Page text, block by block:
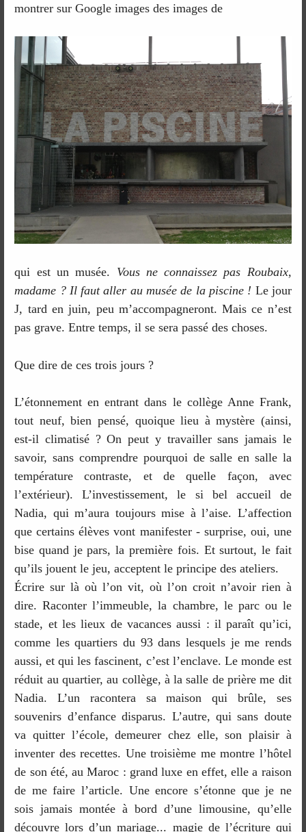
montrer sur Google images des images de
qui est un musée. Vous ne connaissez pas Roubaix,
madame ? Il faut aller au musée de la piscine ! Le jour
J, tard en juin, peu m’accompagneront. Mais ce n’est
pas grave. Entre temps, il se sera passé des choses.
Que dire de ces trois jours ?
L’étonnement en entrant dans le collège Anne Frank,
tout neuf, bien pensé, quoique lieu à mystère (ainsi,
est-il climatisé ? On peut y travailler sans jamais le
savoir, sans comprendre pourquoi de salle en salle la
température contraste, et de quelle façon, avec
l’extérieur). L’investissement, le si bel accueil de
Nadia, qui m’aura toujours mise à l’aise. L’affection
que certains élèves vont manifester - surprise, oui, une
bise quand je pars, la première fois. Et surtout, le fait
qu’ils jouent le jeu, acceptent le principe des ateliers.
Écrire sur là où l’on vit, où l’on croit n’avoir rien à
dire. Raconter l’immeuble, la chambre, le parc ou le
stade, et les lieux de vacances aussi : il paraît qu’ici,
comme les quartiers du 93 dans lesquels je me rends
aussi, et qui les fascinent, c’est l’enclave. Le monde est
réduit au quartier, au collège, à la salle de prière me dit
Nadia. L’un racontera sa maison qui brûle, ses
souvenirs d’enfance disparus. L’autre, qui sans doute
va quitter l’école, demeurer chez elle, son plaisir à
inventer des recettes. Une troisième me montre l’hôtel
de son été, au Maroc : grand luxe en effet, elle a raison
de me faire l’article. Une encore s’étonne que je ne
sois jamais montée à bord d’une limousine, qu’elle
découvre lors d’un mariage... magie de l’écriture qui